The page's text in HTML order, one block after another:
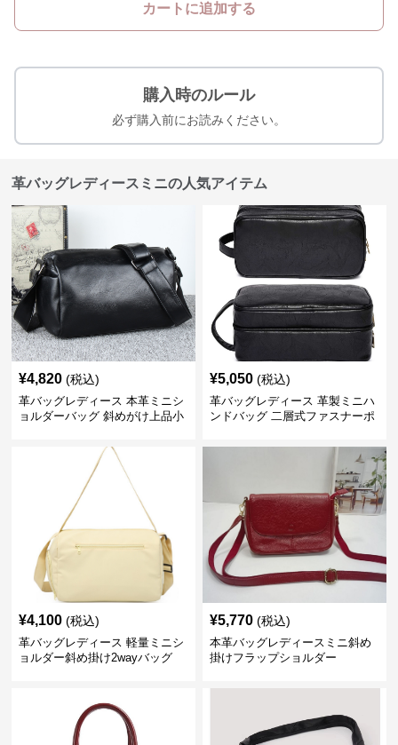
カートに追加する
購入時のルール
必ず購入前にお読みください。
革バッグレディースミニの人気アイテム
¥4,820 (税込)
革バッグレディース 本革ミニシ
ョルダーバッグ 斜めがけ上品小
¥5,050 (税込)
革バッグレディース 革製ミニハ
ンドバッグ 二層式ファスナーポ
¥4,100 (税込)
革バッグレディース 軽量ミニシ
ョルダー斜め掛け2wayバッグ
¥5,770 (税込)
本革バッグレディースミニ斜め
掛けフラップショルダー